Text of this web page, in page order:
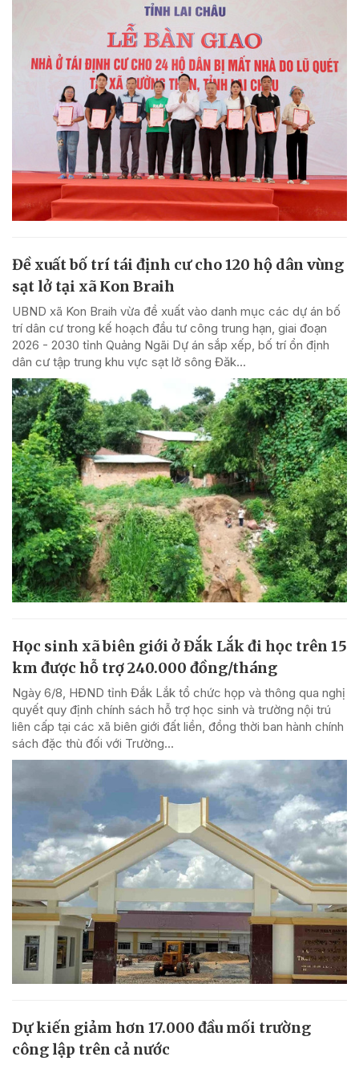
Đề xuất bố trí tái định cư cho 120 hộ dân vùng
sạt lở tại xã Kon Braih
UBND xã Kon Braih vừa đề xuất vào danh mục các dự án bố
trí dân cư trong kế hoạch đầu tư công trung hạn, giai đoạn
2026 - 2030 tỉnh Quảng Ngãi Dự án sắp xếp, bố trí ổn định
dân cư tập trung khu vực sạt lở sông Đăk...
Học sinh xã biên giới ở Đắk Lắk đi học trên 15
km được hỗ trợ 240.000 đồng/tháng
Ngày 6/8, HĐND tỉnh Đắk Lắk tổ chức họp và thông qua nghị
quyết quy định chính sách hỗ trợ học sinh và trường nội trú
liên cấp tại các xã biên giới đất liền, đồng thời ban hành chính
sách đặc thù đối với Trường...
Dự kiến giảm hơn 17.000 đầu mối trường
công lập trên cả nước